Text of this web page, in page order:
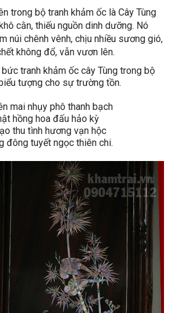
trong bộ tranh khảm ốc là Cây Tùng
cằn, thiếu nguồn dinh dưỡng. Nó
núi chênh vênh, chịu nhiều sương gió,
không đổ, vẫn vươn lên.
tranh khảm ốc cây Tùng trong bộ
tượng cho sự trường tồn.
mai nhụy phô thanh bạch
hồng hoa đấu hảo kỳ
thu tình hương vạn hộc
đông tuyết ngọc thiên chi.